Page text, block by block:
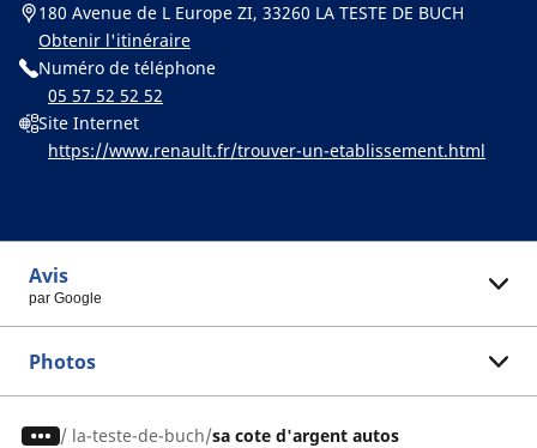
180 Avenue de L Europe ZI, 33260 LA TESTE DE BUCH
Obtenir l'itinéraire
Numéro de téléphone
05 57 52 52 52
Site Internet
https://www.renault.fr/trouver-un-etablissement.html
Avis
par Google
Photos
/ la-teste-de-buch sa cote d'argent autos